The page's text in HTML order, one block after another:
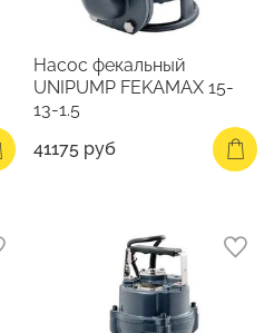
Насос фекальный
UNIPUMP FEKAMAX 15-
13-1.5
41175 руб